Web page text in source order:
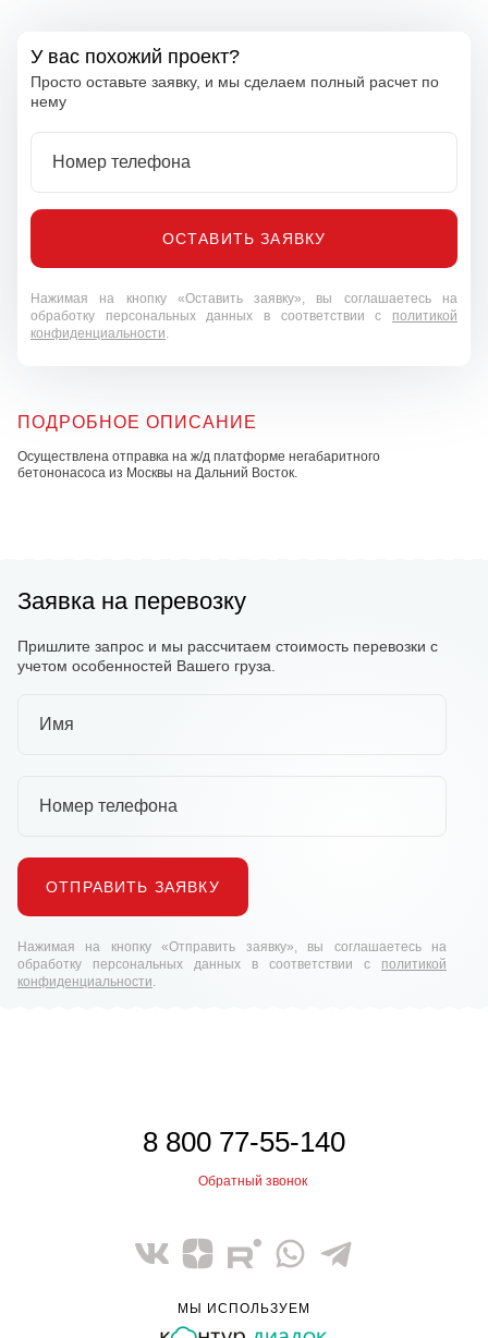
ПОДРОБНОЕ ОПИСАНИЕ
Осуществлена отправка на ж/д платформе негабаритного
бетононасоса из Москвы на Дальний Восток.
У вас похожий проект?
Просто оставьте заявку, и мы сделаем полный расчет по
нему
Номер телефона
ОСТАВИТЬ ЗАЯВКУ
Нажимая на кнопку «Оставить заявку», вы соглашаетесь на
обработку персональных данных в соответствии с политикой
конфиденциальности.
Заявка на перевозку
Пришлите запрос и мы рассчитаем стоимость перевозки с
учетом особенностей Вашего груза.
Имя
Номер телефона
ОТПРАВИТЬ ЗАЯВКУ
Нажимая на кнопку «Отправить заявку», вы соглашаетесь на
обработку персональных данных в соответствии с политикой
конфиденциальности.
8 800 77-55-140
Обратный звонок
МЫ ИСПОЛЬЗУЕМ